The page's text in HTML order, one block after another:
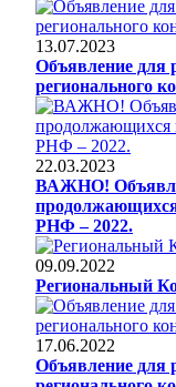
13.07.2023
Объявление для
регионального
22.03.2023
ВАЖНО!
продолжающихся
РНФ – 2022.
09.09.2022
Региональный
17.06.2022
Объявление для